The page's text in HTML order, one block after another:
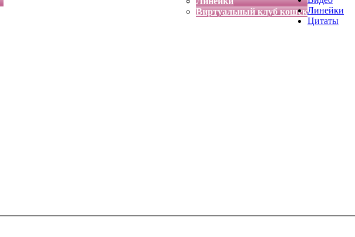
Виртуальный клуб кошекЛинейки
Цитаты